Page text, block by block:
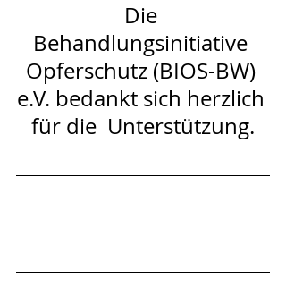
Die
Behandlungsinitiative
Opferschutz (BIOS-BW)
e.V. bedankt sich herzlich
für die  Unterstützung.